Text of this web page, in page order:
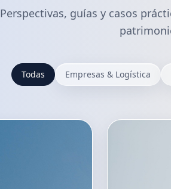
Perspectivas, guías y casos
Todas Empresas & Logística